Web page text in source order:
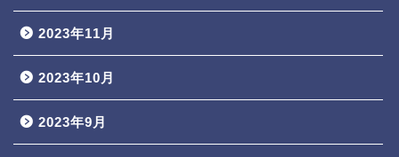
2023年11月
2023年10月
2023年9月